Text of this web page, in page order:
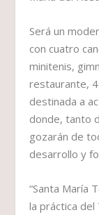
Será un
con cuatro
minitenis,
restaurante,
destinada a
donde, tanto
gozarán de
desarrollo y
“Santa María
la práctica